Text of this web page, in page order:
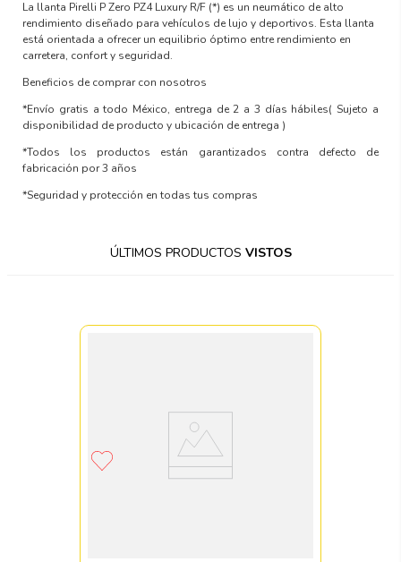
La llanta Pirelli P Zero PZ4 Luxury R/F (*) es un neumático de alto
rendimiento diseñado para vehículos de lujo y deportivos. Esta llanta
está orientada a ofrecer un equilibrio óptimo entre rendimiento en
carretera, confort y seguridad.
Beneficios de comprar con nosotros
*Envío gratis a todo México, entrega de 2 a 3 días hábiles( Sujeto a
disponibilidad de producto y ubicación de entrega )
*Todos los productos están garantizados contra defecto de
fabricación por 3 años
*Seguridad y protección en todas tus compras
ÚLTIMOS PRODUCTOS VISTOS